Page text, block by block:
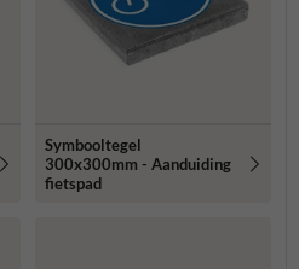
Symbooltegel
300x300mm - Aanduiding
fietspad